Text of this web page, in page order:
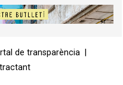
de transparència